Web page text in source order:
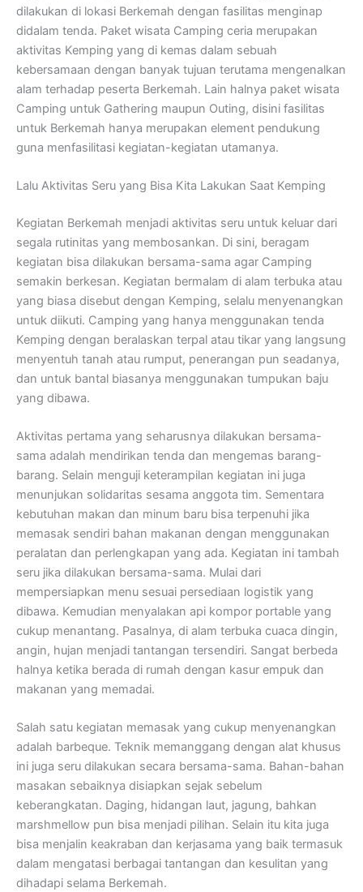
dilakukan di lokasi Berkemah dengan fasilitas menginap
didalam tenda. Paket wisata Camping ceria merupakan
aktivitas Kemping yang di kemas dalam sebuah
kebersamaan dengan banyak tujuan terutama mengenalkan
alam terhadap peserta Berkemah. Lain halnya paket wisata
Camping untuk Gathering maupun Outing, disini fasilitas
untuk Berkemah hanya merupakan element pendukung
guna menfasilitasi kegiatan-kegiatan utamanya.
Lalu Aktivitas Seru yang Bisa Kita Lakukan Saat Kemping
Kegiatan Berkemah menjadi aktivitas seru untuk keluar dari
segala rutinitas yang membosankan. Di sini, beragam
kegiatan bisa dilakukan bersama-sama agar Camping
semakin berkesan. Kegiatan bermalam di alam terbuka atau
yang biasa disebut dengan Kemping, selalu menyenangkan
untuk diikuti. Camping yang hanya menggunakan tenda
Kemping dengan beralaskan terpal atau tikar yang langsung
menyentuh tanah atau rumput, penerangan pun seadanya,
dan untuk bantal biasanya menggunakan tumpukan baju
yang dibawa.
Aktivitas pertama yang seharusnya dilakukan bersama-
sama adalah mendirikan tenda dan mengemas barang-
barang. Selain menguji keterampilan kegiatan ini juga
menunjukan solidaritas sesama anggota tim. Sementara
kebutuhan makan dan minum baru bisa terpenuhi jika
memasak sendiri bahan makanan dengan menggunakan
peralatan dan perlengkapan yang ada. Kegiatan ini tambah
seru jika dilakukan bersama-sama. Mulai dari
mempersiapkan menu sesuai persediaan logistik yang
dibawa. Kemudian menyalakan api kompor portable yang
cukup menantang. Pasalnya, di alam terbuka cuaca dingin,
angin, hujan menjadi tantangan tersendiri. Sangat berbeda
halnya ketika berada di rumah dengan kasur empuk dan
makanan yang memadai.
Salah satu kegiatan memasak yang cukup menyenangkan
adalah barbeque. Teknik memanggang dengan alat khusus
ini juga seru dilakukan secara bersama-sama. Bahan-bahan
masakan sebaiknya disiapkan sejak sebelum
keberangkatan. Daging, hidangan laut, jagung, bahkan
marshmellow pun bisa menjadi pilihan. Selain itu kita juga
bisa menjalin keakraban dan kerjasama yang baik termasuk
dalam mengatasi berbagai tantangan dan kesulitan yang
dihadapi selama Berkemah.